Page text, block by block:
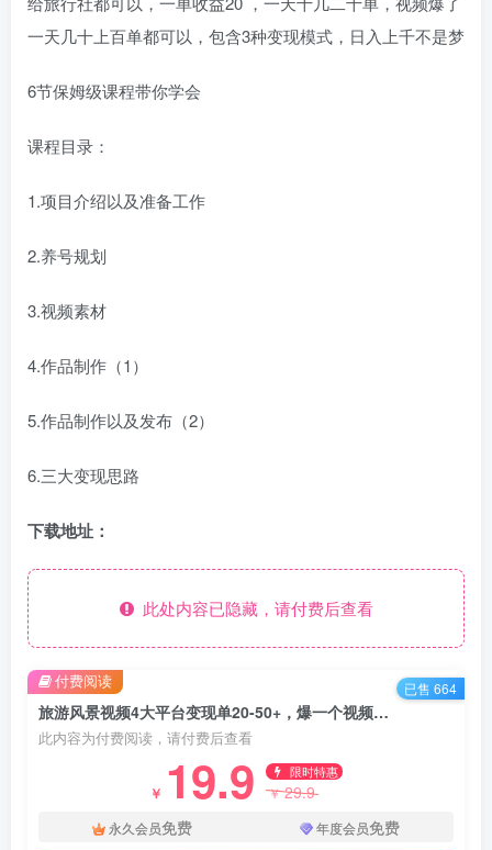
一天几十上百单都可以，包含3种变现模式，日入上千不是梦
6节保姆级课程带你学会
课程目录：
1.项目介绍以及准备工作
2.养号规划
3.视频素材
4.作品制作（1）
5.作品制作以及发布（2）
6.三大变现思路
下载地址：
此处内容已隐藏，请付费后查看
旅游风景视频4大平台变现单20-50+，爆一个视频能接几十上百单6节保姆级教程让你轻松日入500+
此内容为付费阅读，请付费后查看
￥ 19.9 限时特惠
￥29.9
永久会员免费 年度会员免费
付费阅读 已售 664